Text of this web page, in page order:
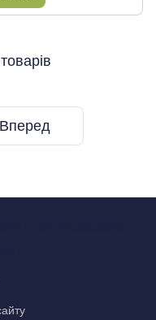
Вперед